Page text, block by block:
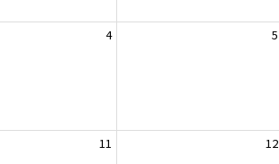
4 5
11 12